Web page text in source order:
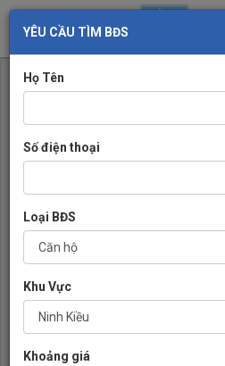
YÊU CẦU TÌM BĐS
Họ Tên
Số điện thoại
Loại BĐS
Khu Vực
Khoảng giá